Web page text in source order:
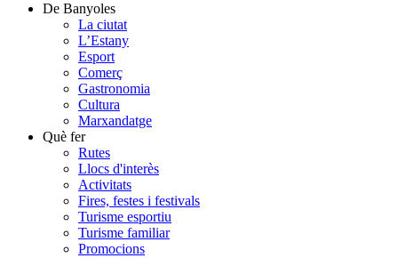
De Banyoles
La ciutat
L’Estany
Esport
Comerç
Gastronomia
Cultura
Marxandatge
Què fer
Rutes
Llocs d'interès
Activitats
Fires, festes i festivals
Turisme esportiu
Turisme familiar
Promocions